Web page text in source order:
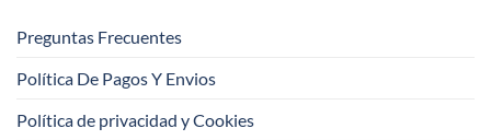
Preguntas Frecuentes
Política De Pagos Y Envios
Política de privacidad y Cookies